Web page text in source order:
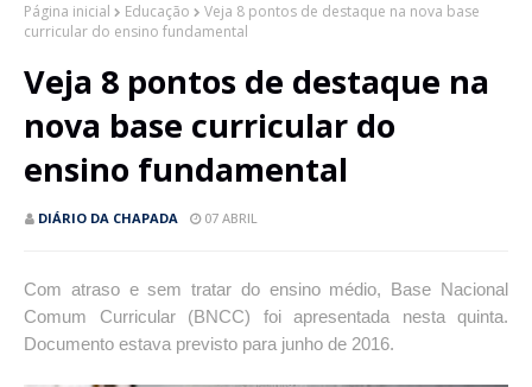
Página inicial Educação
Veja 8 pontos de destaque na nova base
curricular do ensino fundamental
Veja 8 pontos de destaque na
nova base curricular do
ensino fundamental
DIÁRIO DA CHAPADA 07 ABRIL
Com atraso e sem tratar do ensino médio, Base Nacional
Comum Curricular (BNCC) foi apresentada nesta quinta.
Documento estava previsto para junho de 2016.